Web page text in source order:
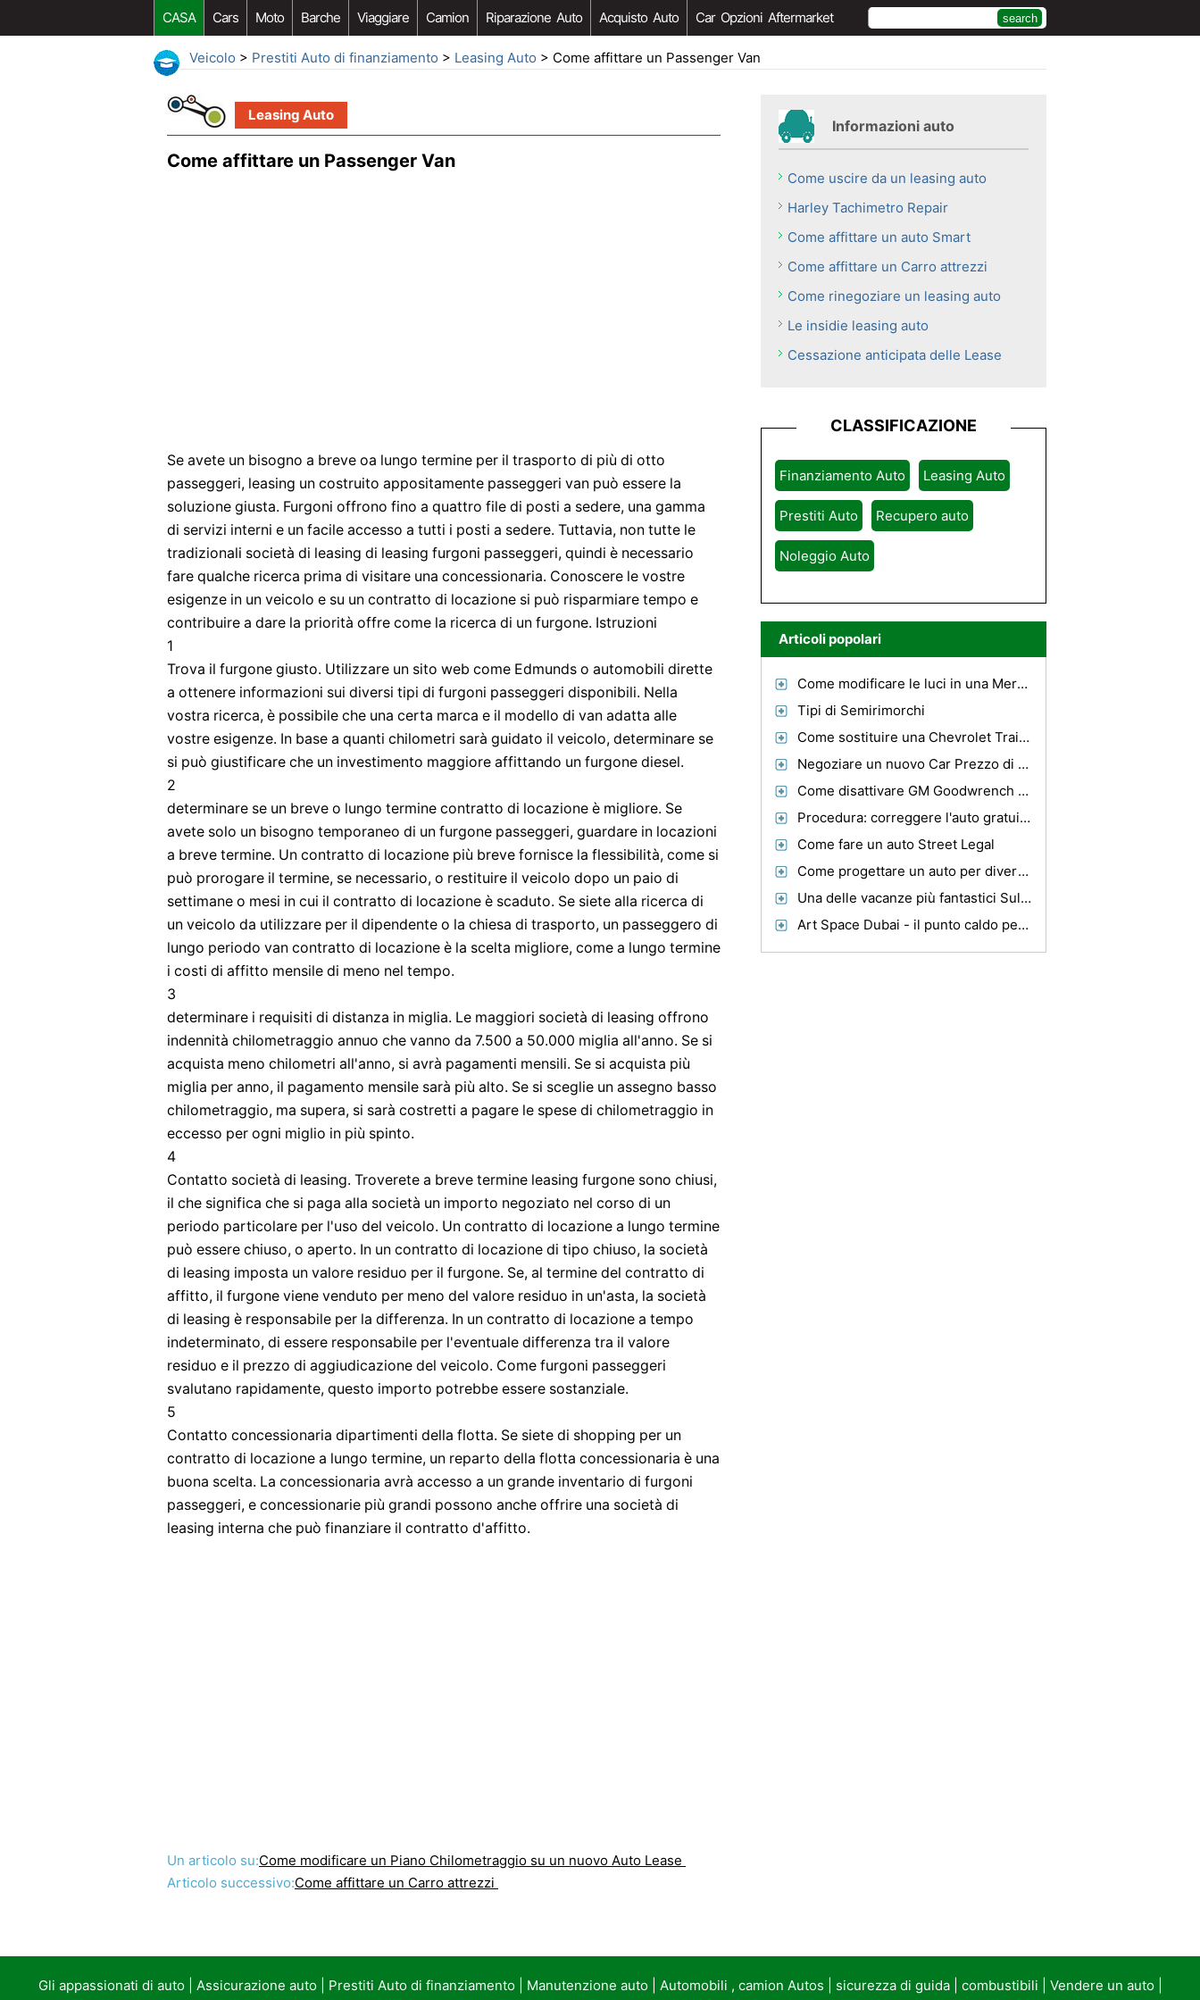
CASA Cars Moto Barche Viaggiare Camion Riparazione Auto Acquisto Auto Car Opzioni Aftermarket
Veicolo > Prestiti Auto di finanziamento > Leasing Auto > Come affittare un Passenger Van
Leasing Auto
Come affittare un Passenger Van
Se avete un bisogno a breve oa lungo termine per il trasporto di più di otto
passeggeri, leasing un costruito appositamente passeggeri van può essere la
soluzione giusta. Furgoni offrono fino a quattro file di posti a sedere, una gamma
di servizi interni e un facile accesso a tutti i posti a sedere. Tuttavia, non tutte le
tradizionali società di leasing di leasing furgoni passeggeri, quindi è necessario
fare qualche ricerca prima di visitare una concessionaria. Conoscere le vostre
esigenze in un veicolo e su un contratto di locazione si può risparmiare tempo e
contribuire a dare la priorità offre come la ricerca di un furgone. Istruzioni
1
Trova il furgone giusto. Utilizzare un sito web come Edmunds o automobili dirette
a ottenere informazioni sui diversi tipi di furgoni passeggeri disponibili. Nella
vostra ricerca, è possibile che una certa marca e il modello di van adatta alle
vostre esigenze. In base a quanti chilometri sarà guidato il veicolo, determinare se
si può giustificare che un investimento maggiore affittando un furgone diesel.
2
determinare se un breve o lungo termine contratto di locazione è migliore. Se
avete solo un bisogno temporaneo di un furgone passeggeri, guardare in locazioni
a breve termine. Un contratto di locazione più breve fornisce la flessibilità, come si
può prorogare il termine, se necessario, o restituire il veicolo dopo un paio di
settimane o mesi in cui il contratto di locazione è scaduto. Se siete alla ricerca di
un veicolo da utilizzare per il dipendente o la chiesa di trasporto, un passeggero di
lungo periodo van contratto di locazione è la scelta migliore, come a lungo termine
i costi di affitto mensile di meno nel tempo.
3
determinare i requisiti di distanza in miglia. Le maggiori società di leasing offrono
indennità chilometraggio annuo che vanno da 7.500 a 50.000 miglia all'anno. Se si
acquista meno chilometri all'anno, si avrà pagamenti mensili. Se si acquista più
miglia per anno, il pagamento mensile sarà più alto. Se si sceglie un assegno basso
chilometraggio, ma supera, si sarà costretti a pagare le spese di chilometraggio in
eccesso per ogni miglio in più spinto.
4
Contatto società di leasing. Troverete a breve termine leasing furgone sono chiusi,
il che significa che si paga alla società un importo negoziato nel corso di un
periodo particolare per l'uso del veicolo. Un contratto di locazione a lungo termine
può essere chiuso, o aperto. In un contratto di locazione di tipo chiuso, la società
di leasing imposta un valore residuo per il furgone. Se, al termine del contratto di
affitto, il furgone viene venduto per meno del valore residuo in un'asta, la società
di leasing è responsabile per la differenza. In un contratto di locazione a tempo
indeterminato, di essere responsabile per l'eventuale differenza tra il valore
residuo e il prezzo di aggiudicazione del veicolo. Come furgoni passeggeri
svalutano rapidamente, questo importo potrebbe essere sostanziale.
5
Contatto concessionaria dipartimenti della flotta. Se siete di shopping per un
contratto di locazione a lungo termine, un reparto della flotta concessionaria è una
buona scelta. La concessionaria avrà accesso a un grande inventario di furgoni
passeggeri, e concessionarie più grandi possono anche offrire una società di
leasing interna che può finanziare il contratto d'affitto.
Un articolo su:Come modificare un Piano Chilometraggio su un nuovo Auto Lease
Articolo successivo:Come affittare un Carro attrezzi
Informazioni auto
Come uscire da un leasing auto
Harley Tachimetro Repair
Come affittare un auto Smart
Come affittare un Carro attrezzi
Come rinegoziare un leasing auto
Le insidie ​​leasing auto
Cessazione anticipata delle Lease
CLASSIFICAZIONE
Finanziamento Auto Leasing Auto
Prestiti Auto Recupero auto
Noleggio Auto
Articoli popolari
Come modificare le luci in una Mercedes E500
Tipi di Semirimorchi
Come sostituire una Chevrolet Trailblazer AC condensatore
Negoziare un nuovo Car Prezzo di Acquisto
Come disattivare GM Goodwrench Sicurezza
Procedura: correggere l'auto gratuitamente
Come fare un auto Street Legal
Come progettare un auto per divertimento
Una delle vacanze più fantastici Sulla Terra
Art Space Dubai - il punto caldo per Moderna E Contemporanea del Medio Oriente Arte
Gli appassionati di auto| Assicurazione auto| Prestiti Auto di finanziamento| Manutenzione auto| Automobili , camion Autos sicurezza di guida| combustibili Vendere un auto|